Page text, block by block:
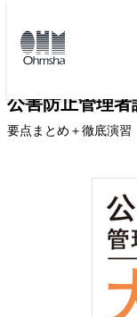
トップ
公害防止管理
要点まとめ＋徹底演習